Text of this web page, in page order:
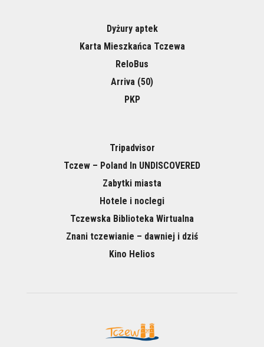
Dyżury aptek
Karta Mieszkańca Tczewa
ReloBus
Arriva (50)
PKP
Tripadvisor
Tczew – Poland In UNDISCOVERED
Zabytki miasta
Hotele i noclegi
Tczewska Biblioteka Wirtualna
Znani tczewianie – dawniej i dziś
Kino Helios